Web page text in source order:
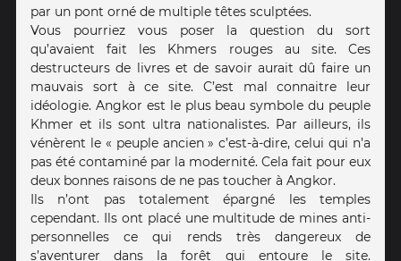
par un pont orné de multiple têtes sculptées.
Vous pourriez vous poser la question du sort
qu’avaient fait les Khmers rouges au site. Ces
destructeurs de livres et de savoir aurait dû faire un
mauvais sort à ce site. C’est mal connaitre leur
idéologie. Angkor est le plus beau symbole du peuple
Khmer et ils sont ultra nationalistes. Par ailleurs, ils
vénèrent le « peuple ancien » c’est-à-dire, celui qui n’a
pas été contaminé par la modernité. Cela fait pour eux
deux bonnes raisons de ne pas toucher à Angkor.
Ils n’ont pas totalement épargné les temples
cependant. Ils ont placé une multitude de mines anti-
personnelles ce qui rends très dangereux de
s’aventurer dans la forêt qui entoure le site.